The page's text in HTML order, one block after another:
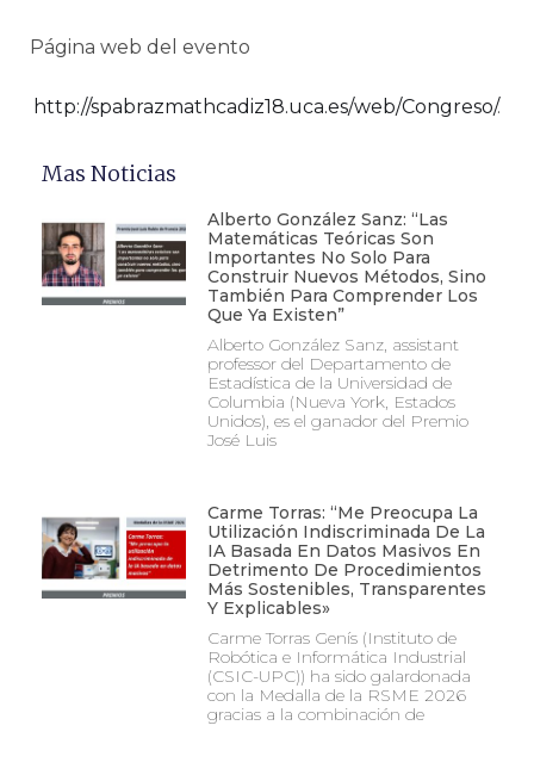
Página web del evento
http://spabrazmathcadiz18.uca.es/web/Congreso/.
Mas Noticias
Alberto González Sanz: “Las
Matemáticas Teóricas Son
Importantes No Solo Para
Construir Nuevos Métodos, Sino
También Para Comprender Los
Que Ya Existen”
Alberto González Sanz, assistant
professor del Departamento de
Estadística de la Universidad de
Columbia (Nueva York, Estados
Unidos), es el ganador del Premio
José Luis
Carme Torras: “Me Preocupa La
Utilización Indiscriminada De La
IA Basada En Datos Masivos En
Detrimento De Procedimientos
Más Sostenibles, Transparentes
Y Explicables»
Carme Torras Genís (Instituto de
Robótica e Informática Industrial
(CSIC-UPC)) ha sido galardonada
con la Medalla de la RSME 2026
gracias a la combinación de